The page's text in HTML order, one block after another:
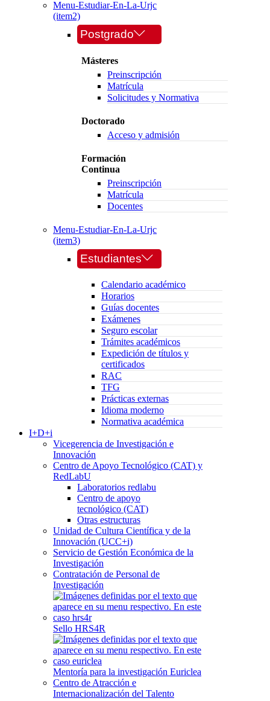
Menu-Estudiar-En-La-Urjc
(item2)
Postgrado
Másteres
Preinscripción
Matrícula
Solicitudes y Normativa
Doctorado
Acceso y admisión
Formación
Continua
Preinscripción
Matrícula
Docentes
Menu-Estudiar-En-La-Urjc
(item3)
Estudiantes
Calendario académico
Horarios
Guías docentes
Exámenes
Seguro escolar
Trámites académicos
Expedición de títulos y
certificados
RAC
TFG
Prácticas externas
Idioma moderno
Normativa académica
I+D+i
Vicegerencia de Investigación e
Innovación
Centro de Apoyo Tecnológico (CAT) y
RedLabU
Laboratorios redlabu
Centro de apoyo
tecnológico (CAT)
Otras estructuras
Unidad de Cultura Científica y de la
Innovación (UCC+i)
Servicio de Gestión Económica de la
Investigación
Contratación de Personal de
Investigación
Sello HRS4R
Mentoría para la investigación Euriclea
Centro de Atracción e
Internacionalización del Talento